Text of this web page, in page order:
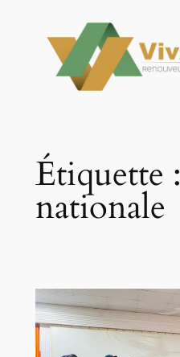
contenu
Étiquette :
nationale